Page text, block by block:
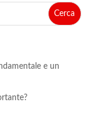
e un